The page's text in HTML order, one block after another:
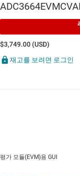
$3,749.00 (USD)
재고를 보려면 로그인
평가 모듈(EVM)용 GUI